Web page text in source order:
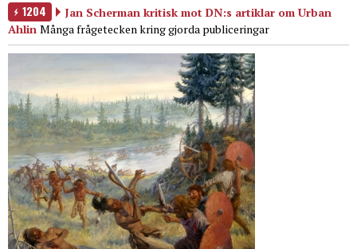
1204
Jan Scherman kritisk mot DN:s artiklar om Urban
Ahlin Många frågetecken kring gjorda publiceringar